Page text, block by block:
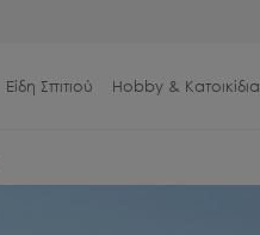
Είδη Σπιτιού Hobby & Κατοικίδια